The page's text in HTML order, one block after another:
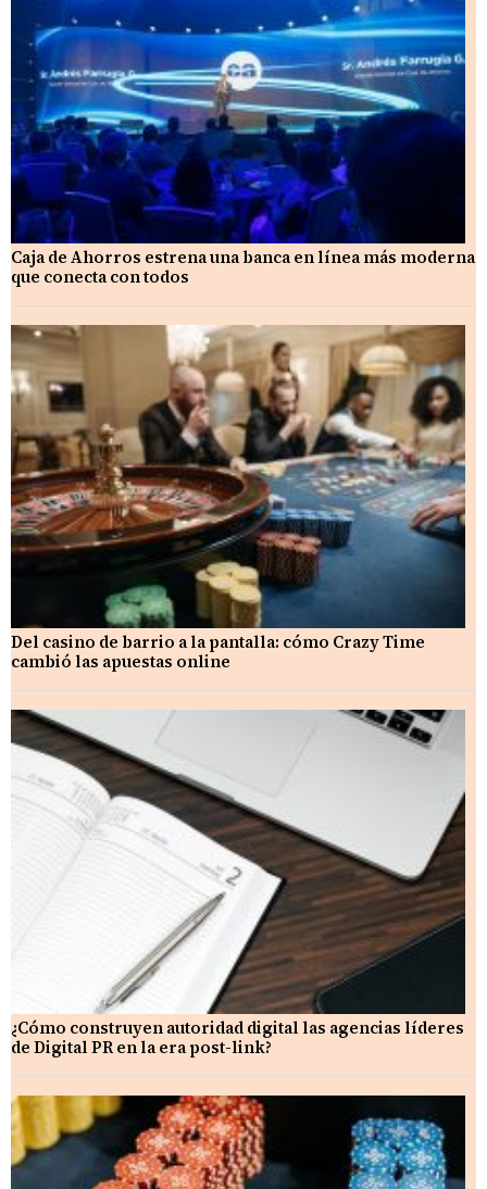
Caja de Ahorros estrena una banca en línea más moderna
que conecta con todos
Del casino de barrio a la pantalla: cómo Crazy Time
cambió las apuestas online
¿Cómo construyen autoridad digital las agencias líderes
de Digital PR en la era post-link?